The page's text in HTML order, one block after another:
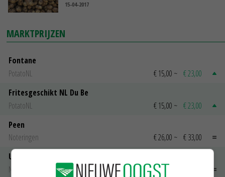
15-04-2017
MARKTPRIJZEN
Fontane
PotatoNL
€ 15,00 ~ € 23,00
Fritesgeschikt NL Du Be
PotatoNL
€ 15,00 ~ € 23,00
Peen
Noteringen
€ 26,00 ~ € 33,00
Uien Middenmeer Geel 30-60% grof
Noteringen
€ 0,00